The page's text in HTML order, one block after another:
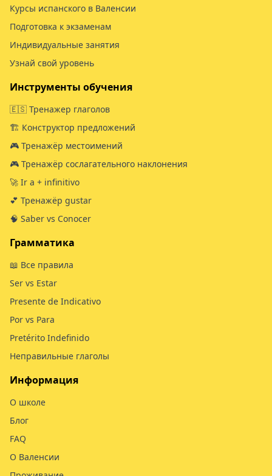
Курсы испанского в Валенсии
Подготовка к экзаменам
Индивидуальные занятия
Узнай свой уровень
Инструменты обучения
🇪🇸 Тренажер глаголов
🏗️ Конструктор предложений
🎮 Тренажёр местоимений
🎮 Тренажёр сослагательного наклонения
🚀 Ir a + infinitivo
💕 Тренажёр gustar
🧠 Saber vs Conocer
Грамматика
📖 Все правила
Ser vs Estar
Presente de Indicativo
Por vs Para
Pretérito Indefinido
Неправильные глаголы
Информация
О школе
Блог
FAQ
О Валенсии